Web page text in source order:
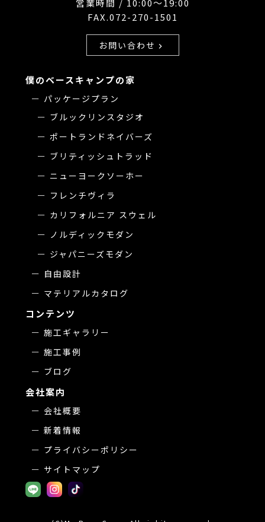
FAX.072-270-1501
お問い合わせ chevron_right
僕のベースキャンプの家
パッケージプラン
ブルックリンスタジオ
ポートランドネイバーズ
ブリティッシュトラッド
ニューヨークソーホー
フレンチヴィラ
カリフォルニア スウェル
ノルディックモダン
ジャパニーズモダン
自由設計
マテリアルカタログ
コンテンツ
施工ギャラリー
施工事例
ブログ
会社案内
会社概要
新着情報
プライバシーポリシー
サイトマップ